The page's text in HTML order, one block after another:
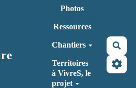
Photos
Ressources
Chantiers
Territoires
à VivreS, le
projet